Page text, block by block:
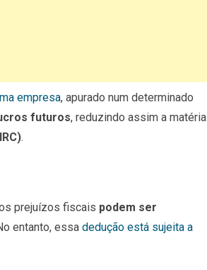
empresa, apurado num determinado
futuros, reduzindo assim a matéria
.
prejuízos fiscais podem ser
entanto, essa dedução está sujeita a